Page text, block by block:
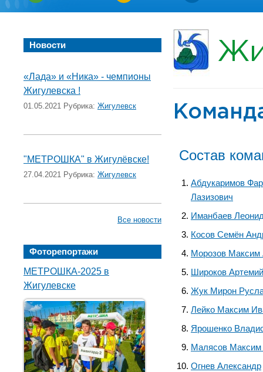
Новости
«Лада» и «Ника» - чемпионы
Жигулевска !
01.05.2021 Рубрика: Жигулевск
"МЕТРОШКА" в Жигулёвске!
27.04.2021 Рубрика: Жигулевск
Все новости
Фоторепортажи
МЕТРОШКА-2025 в
Жигулевске
Состав
Абдукаримов
Лазизович
Иманбаев
Косов Семён
Морозов Максим
Широков
Жук Мирон
Лейко Максим
Ярошенко
Малясов Максим
Огнев Александр